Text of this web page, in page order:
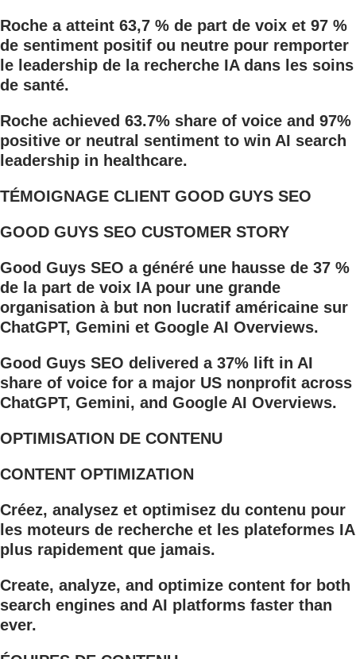
Roche a atteint 63,7 % de part de voix et 97 %
de sentiment positif ou neutre pour remporter
le leadership de la recherche IA dans les soins
de santé.
Roche achieved 63.7% share of voice and 97%
positive or neutral sentiment to win AI search
leadership in healthcare.
TÉMOIGNAGE CLIENT GOOD GUYS SEO
GOOD GUYS SEO CUSTOMER STORY
Good Guys SEO a généré une hausse de 37 %
de la part de voix IA pour une grande
organisation à but non lucratif américaine sur
ChatGPT, Gemini et Google AI Overviews.
Good Guys SEO delivered a 37% lift in AI
share of voice for a major US nonprofit across
ChatGPT, Gemini, and Google AI Overviews.
OPTIMISATION DE CONTENU
CONTENT OPTIMIZATION
Créez, analysez et optimisez du contenu pour
les moteurs de recherche et les plateformes IA
plus rapidement que jamais.
Create, analyze, and optimize content for both
search engines and AI platforms faster than
ever.